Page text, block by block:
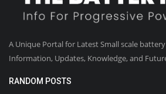
A Unique Portal for Latest Small scale
Information, Updates, Knowledge, and
RANDOM POSTS